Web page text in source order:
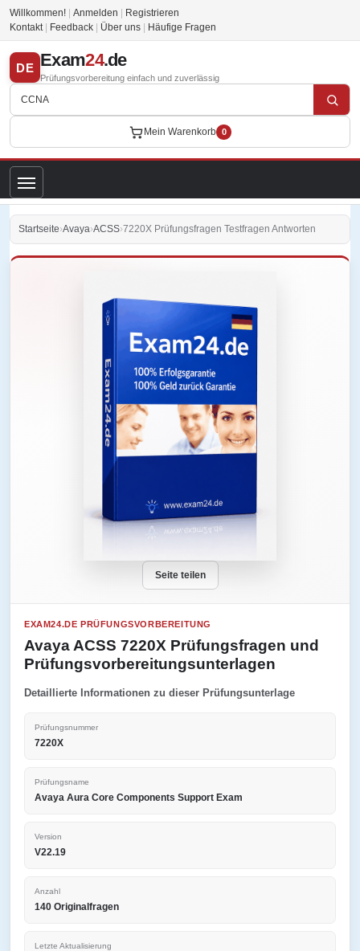
Willkommen! Anmelden
Registrieren
Kontakt
Feedback Über uns Häufige Fragen
DE Exam24.de
Prüfungsvorbereitung einfach und zuverlässig
Mein Warenkorb 0
Startseite›Avaya›ACSS›7220X Prüfungsfragen Testfragen Antworten
Seite teilen
EXAM24.DE PRÜFUNGSVORBEREITUNG
Avaya ACSS 7220X Prüfungsfragen und
Prüfungsvorbereitungsunterlagen
Detaillierte Informationen zu dieser Prüfungsunterlage
Prüfungsnummer
7220X
Prüfungsname
Avaya Aura Core Components Support Exam
Version
V22.19
Anzahl
140 Originalfragen
Letzte Aktualisierung